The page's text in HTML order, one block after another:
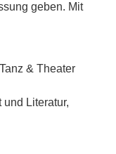
geben. Mit
& Theater
Literatur,